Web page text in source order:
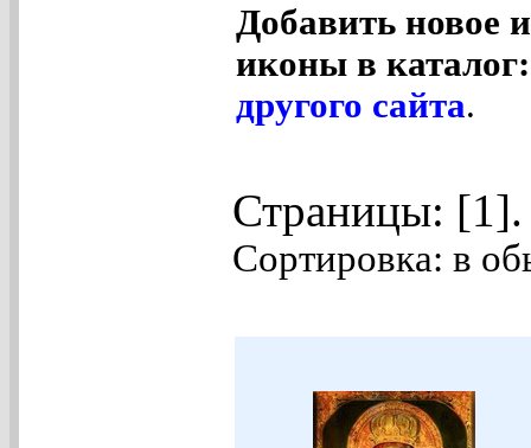
Добавить новое
иконы в
другого сайта.
Страницы:
Сортировка: в